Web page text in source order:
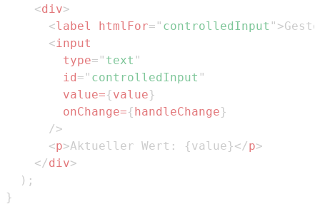
<div>
<label htmlFor= " controlledInput " >
<input
type= " text "
id = " controlledInput "
value={value}
onChange={ handleChange}
/>
<p>Aktueller Wert: {value}</p>
</div>
) ;
}